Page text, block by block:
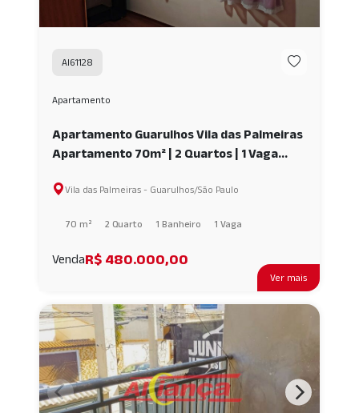
Ver mais
AI61128
Apartamento
Apartamento Guarulhos Vila das Palmeiras
Apartamento 70m² | 2 Quartos | 1 Vaga
Vila das Palmeiras - Guarulhos/São Paulo
70 m² 2 Quarto 1 Banheiro 1 Vaga
VendaR$ 480.000,00